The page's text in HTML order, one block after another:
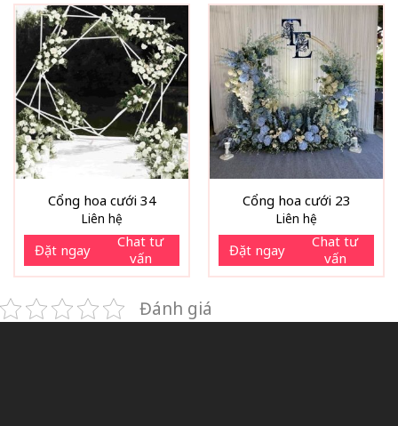
Cổng hoa cưới 34
Liên hệ
Đặt ngay
Chat tư
vấn
Cổng hoa cưới 23
Liên hệ
Đặt ngay
Chat tư
vấn
Đánh giá